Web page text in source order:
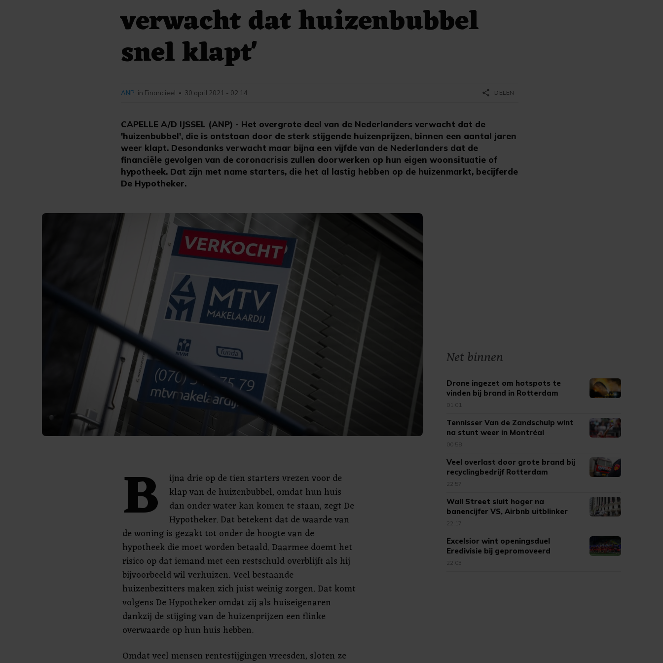
verwacht dat huizenbubbel
snel klapt'
CAPELLE A/D IJSSEL (ANP) - Het overgrote deel van de Nederlanders verwacht dat de
'huizenbubbel', die is ontstaan door de sterk stijgende huizenprijzen, binnen een aantal jaren
weer klapt. Desondanks verwacht maar bijna een vijfde van de Nederlanders dat de
financiële gevolgen van de coronacrisis zullen doorwerken op hun eigen woonsituatie of
hypotheek. Dat zijn met name starters, die het al lastig hebben op de huizenmarkt, becijferde
De Hypotheker.
ANP in Financieel • 30 april 2021 - 02:14 share DELEN
B
ijna drie op de tien starters vrezen voor de
klap van de huizenbubbel, omdat hun huis
dan onder water kan komen te staan, zegt De
Hypotheker. Dat betekent dat de waarde van
de woning is gezakt tot onder de hoogte van de
hypotheek die moet worden betaald. Daarmee doemt het
risico op dat iemand met een restschuld overblijft als hij
bijvoorbeeld wil verhuizen. Veel bestaande
huizenbezitters maken zich juist weinig zorgen. Dat komt
volgens De Hypotheker omdat zij als huiseigenaren
dankzij de stijging van de huizenprijzen een flinke
overwaarde op hun huis hebben.
Omdat veel mensen rentestijgingen vreesden, sloten ze
Net binnen
Drone ingezet om hotspots te
vinden bij brand in Rotterdam
01:01
Tennisser Van de Zandschulp wint
na stunt weer in Montréal
00:58
Veel overlast door grote brand bij
recyclingbedrijf Rotterdam
22:57
Wall Street sluit hoger na
banencijfer VS, Airbnb uitblinker
22:17
Excelsior wint openingsduel
Eredivisie bij gepromoveerd
Cambuur
22:03